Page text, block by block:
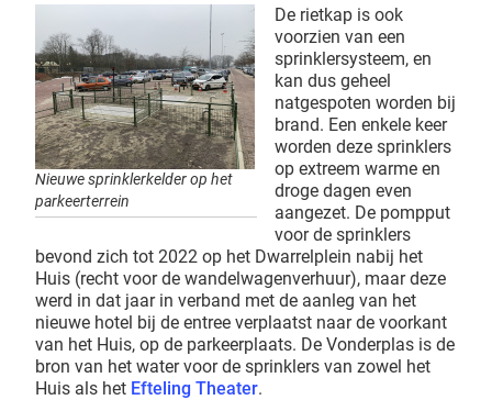
Nieuwe sprinklerkelder op het
parkeerterrein
De rietkap is ook
voorzien van een
sprinklersysteem, en
kan dus geheel
natgespoten worden bij
brand. Een enkele keer
worden deze sprinklers
op extreem warme en
droge dagen even
aangezet. De pompput
voor de sprinklers
bevond zich tot 2022 op het Dwarrelplein nabij het
Huis (recht voor de wandelwagenverhuur), maar deze
werd in dat jaar in verband met de aanleg van het
nieuwe hotel bij de entree verplaatst naar de voorkant
van het Huis, op de parkeerplaats. De Vonderplas is de
bron van het water voor de sprinklers van zowel het
Huis als het Efteling Theater.